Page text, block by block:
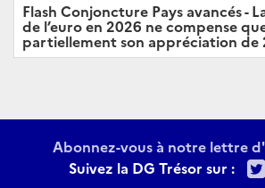
Flash Conjoncture Pays avancés -
de l’euro en 2026 ne compense
partiellement son appréciation de
Abonnez-vous à notre lettre
Suivez la DG Trésor sur :